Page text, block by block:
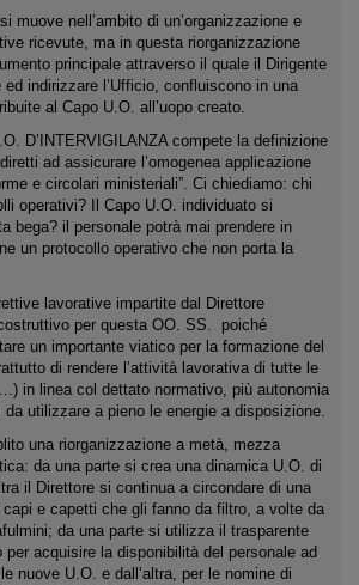
muove nell’ambito di un’organizzazione e
ricevute, ma in questa riorganizzazione
principale attraverso il quale il Dirigente
ed indirizzare l’Ufficio, confluiscono in una
al Capo U.O. all’uopo creato.
D’INTERVIGILANZA compete la definizione
ad assicurare l’omogenea applicazione
e circolari ministeriali”. Ci chiediamo: chi
operativi? Il Capo U.O. individuato si
bega? il personale potrà mai prendere in
un protocollo operativo che non porta la
lavorative impartite dal Direttore
per questa OO. SS. poiché
un importante viatico per la formazione del
di rendere l’attività lavorativa di tutte le
in linea col dettato normativo, più autonomia
utilizzare a pieno le energie a disposizione.
una riorganizzazione a metà, mezza
da una parte si crea una dinamica U.O. di
il Direttore si continua a circondare di una
e capetti che gli fanno da filtro, a volte da
da una parte si utilizza il trasparente
per acquisire la disponibilità del personale ad
nuove U.O. e dall’altra, per le nomine di